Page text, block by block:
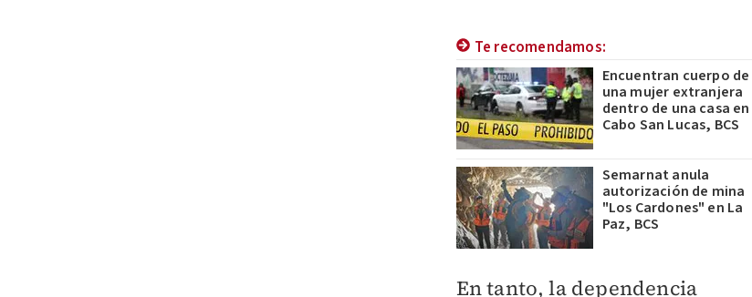
Te recomendamos:
Encuentran cuerpo de
una mujer extranjera
dentro de una casa en
Cabo San Lucas, BCS
Semarnat anula
autorización de mina
"Los Cardones" en La
Paz, BCS
En tanto, la dependencia